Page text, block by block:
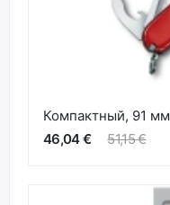
Компактный, 91 мм
46,04 €
51,15 €